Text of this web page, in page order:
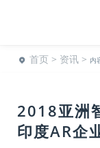
首页 > 资讯 > 内
2018亚洲
印度AR企